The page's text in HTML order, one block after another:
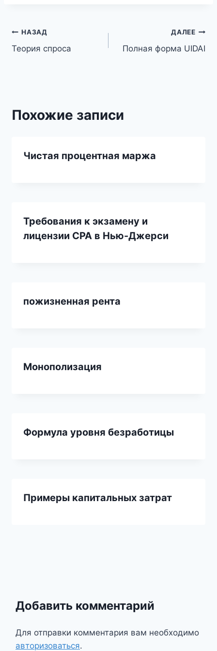
Навигация
по
НАЗАД
Теория спроса
ДАЛЕЕ
Полная форма UIDAI
Похожие записи
Чистая процентная маржа
Требования к экзамену и
лицензии CPA в Нью-Джерси
пожизненная рента
Монополизация
Формула уровня безработицы
Примеры капитальных затрат
Добавить комментарий
Для отправки комментария вам необходимо
авторизоваться.